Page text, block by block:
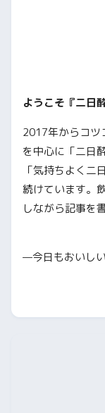
ようこそ『二日
2017年からコツ
を中心に「二日
「気持ちよく二
続けています。
しながら記事を
—今日もおいし